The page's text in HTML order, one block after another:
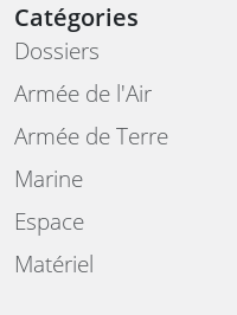
Catégories
Dossiers
Armée de l'Air
Armée de Terre
Marine
Espace
Matériel